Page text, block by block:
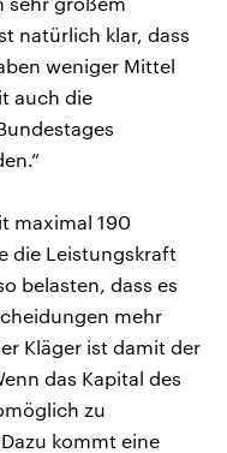
natürlich klar, dass
weniger Mittel
auch die
maximal 190
die Leistungskraft
belasten, dass es
mehr
Kläger ist damit der
das Kapital des
zu
kommt eine